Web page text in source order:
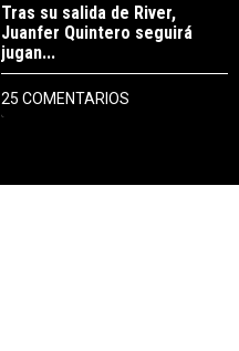
Tras su salida de River,
Juanfer Quintero seguirá
jugan...
25 COMENTARIOS